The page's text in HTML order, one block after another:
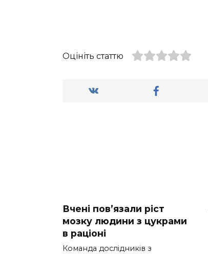
Оцініть статтю
Вчені пов’язали ріст
мозку людини з цукрами
в раціоні
Команда дослідників з